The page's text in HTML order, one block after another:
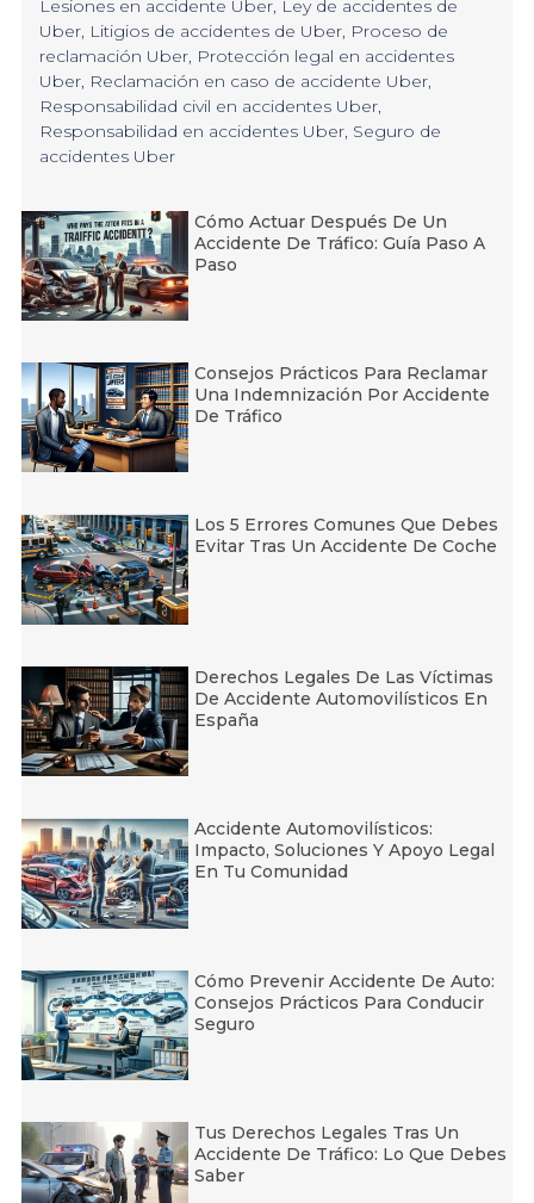
Lesiones en accidente Uber Ley de accidentes de
Uber Litigios de accidentes de Uber Proceso de
reclamación Uber Protección legal en accidentes
Uber Reclamación en caso de accidente Uber
Responsabilidad civil en accidentes Uber
Responsabilidad en accidentes Uber Seguro de
accidentes Uber
Cómo Actuar Después De Un
Accidente De Tráfico: Guía Paso A
Paso
Consejos Prácticos Para Reclamar
Una Indemnización Por Accidente
De Tráfico
Los 5 Errores Comunes Que Debes
Evitar Tras Un Accidente De Coche
Derechos Legales De Las Víctimas
De Accidente Automovilísticos En
España
Accidente Automovilísticos:
Impacto, Soluciones Y Apoyo Legal
En Tu Comunidad
Cómo Prevenir Accidente De Auto:
Consejos Prácticos Para Conducir
Seguro
Tus Derechos Legales Tras Un
Accidente De Tráfico: Lo Que Debes
Saber